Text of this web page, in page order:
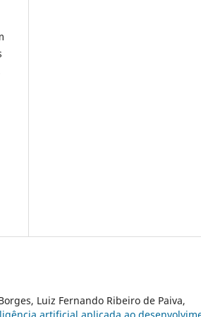
Luiz Fernando Ribeiro de Paiva,